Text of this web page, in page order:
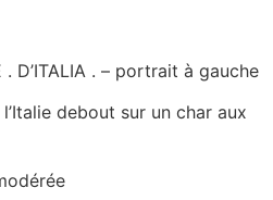
. D’ITALIA . – portrait à gauche
debout sur un char aux